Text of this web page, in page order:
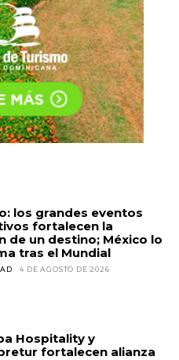
los grandes eventos
fortalecen la
de un destino; México lo
tras el Mundial
4 DE AGOSTO DE 2026
Hospitality y
fortalecen alianza